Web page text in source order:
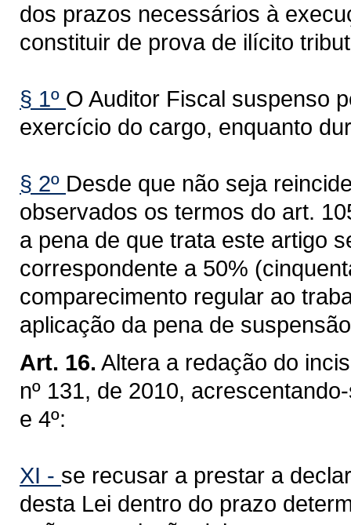
dos prazos necessários à
constituir de prova de ilícito
§ 1º O Auditor Fiscal suspenso
exercício do cargo, enquanto
§ 2º Desde que não seja
observados os termos do art.
a pena de que trata este artigo
correspondente a 50%
comparecimento regular ao
aplicação da pena de
Art. 16. Altera a redação do
nº 131, de 2010,
e 4º:
XI - se recusar a prestar a
desta Lei dentro do prazo